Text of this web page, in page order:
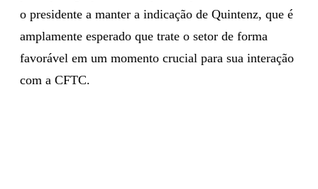
o presidente a manter a indicação de Quintenz, que é
amplamente esperado que trate o setor de forma
favorável em um momento crucial para sua interação
com a CFTC.